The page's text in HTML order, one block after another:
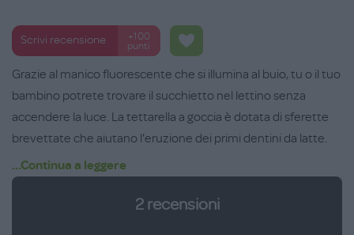
Scrivi recensione
+100
punti
Grazie al manico fluorescente che si illumina al buio, tu o il tuo
bambino potrete trovare il succhietto nel lettino senza
accendere la luce. La tettarella a goccia è dotata di sferette
brevettate che aiutano l'eruzione dei primi dentini da latte.
Lo scudo aperto ed i fori di ventilazione garantiscono la
massima circolazione di aria tra la bocca del bambino ed il
succhietto in modo da evitare eventuali arrossamenti della
...Continua a leggere
2recensioni